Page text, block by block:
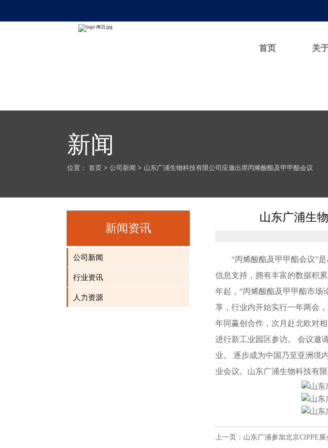
首页 关
新闻
位置：首页 >公司新闻 > 山东广浦生物科技有限公司应邀出席丙烯酸酯及甲甲酯会议
新闻资讯
公司新闻
行业资讯
人力资源
山东广浦生
“丙烯酸酯及甲甲酯会议”
信息支持，拥有丰富的数据积
年起，“丙烯酸酯及甲甲酯市场
享，行业内开始实行一年两会
年同赢创合作，次月赴北欧对
进行新工业园区参访。 会议邀
业。 逐步成为中国乃至亚洲境
业会议。山东广浦生物科技有
上一页： 山东广浦参加北京CIPPE展